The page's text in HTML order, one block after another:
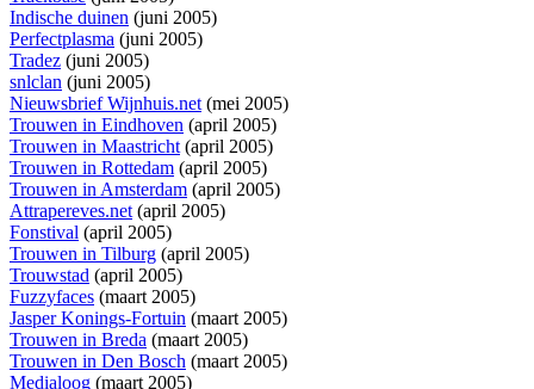
Indische duinen (juni 2005)
Perfectplasma (juni 2005)
Tradez (juni 2005)
snlclan (juni 2005)
Nieuwsbrief Wijnhuis.net(mei 2005)
Trouwen in Eindhoven (april 2005)
Trouwen in Maastricht(april 2005)
Trouwen in Rottedam (april 2005)
Trouwen in Amsterdam (april 2005)
Attrapereves.net(april 2005)
Fonstival (april 2005)
Trouwen in Tilburg (april 2005)
Trouwstad (april 2005)
Fuzzyfaces (maart 2005)
Jasper Konings-Fortuin (maart 2005)
Trouwen in Breda (maart 2005)
Trouwen in Den Bosch (maart 2005)
Medialoog (maart 2005)